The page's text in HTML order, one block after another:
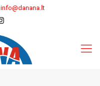
info@danana.lt